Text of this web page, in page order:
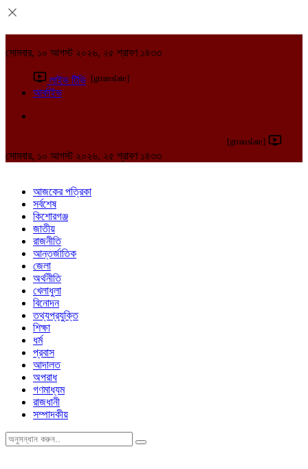
সোমবার, ১০ আগস্ট ২০২৬, ২৫ শ্রাবণ ১৪৩৩
লাইভ টিভি [gtranslate]
আর্কাইভ
[gtranslate]
সোমবার, ১০ আগস্ট ২০২৬, ২৫ শ্রাবণ ১৪৩৩
আজকের পত্রিকা
সর্বশেষ
কিশোরগঞ্জ
জাতীয়
রাজনীতি
আন্তর্জাতিক
জেলা
অর্থনীতি
খেলাধুলা
বিনোদন
তথ্যপ্রযুক্তি
শিক্ষা
ধর্ম
প্রবাস
আদালত
অপরাধ
গণমাধ্যম
রাজধানী
সম্পাদকীয়